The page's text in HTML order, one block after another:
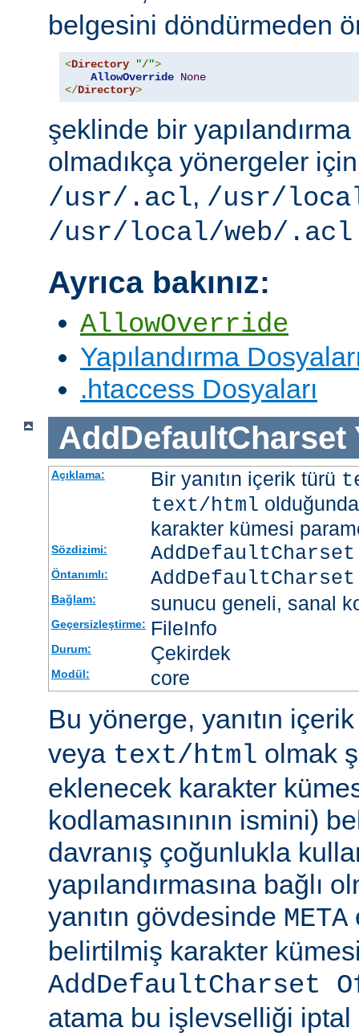
belgesini döndürmeden
<Directory "/">
AllowOverride None
</Directory>
şeklinde bir
olmadıkça yönergeler
/usr/.acl, /usr/
/usr/local/web/.acl
Ayrıca bakınız:
AllowOverride
Yapılandırma
.htaccess Dosyaları
AddDefaultCharset
Açıklama: Bir yanıtın içerik türü
text/html
karakter kümesi
Sözdizimi:
Öntanımlı:
Bağlam: sunucu geneli, sanal
Geçersizleştirme: FileInfo
Durum: Çekirdek
Modül: core
Bu yönerge, yanıtın
veya text/html olmak
eklenecek karakter
kodlamasınının ismini)
davranış çoğunlukla
yapılandırmasına bağlı
yanıtın gövdesinde META
belirtilmiş karakter
AddDefaultCharset
atama bu işlevselliği iptal